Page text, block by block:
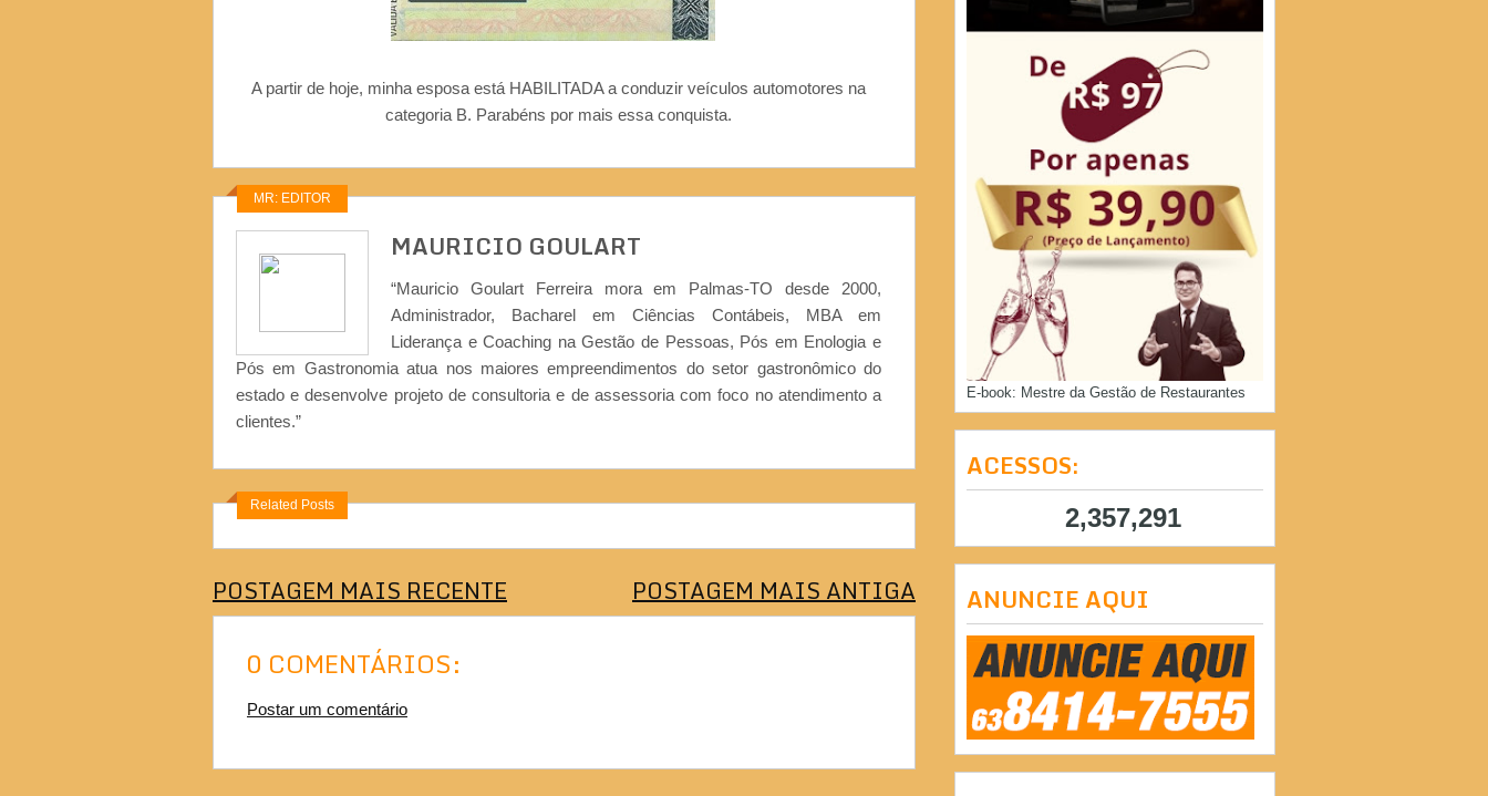
A partir de hoje, minha esposa está HABILITADA a conduzir veículos automotores na
categoria B. Parabéns por mais essa conquista.
MR: EDITOR
MAURICIO GOULART
“Mauricio Goulart Ferreira mora em Palmas-TO desde 2000,
Administrador, Bacharel em Ciências Contábeis, MBA em
Liderança e Coaching na Gestão de Pessoas, Pós em Enologia e
Pós em Gastronomia atua nos maiores empreendimentos do setor gastronômico do
estado e desenvolve projeto de consultoria e de assessoria com foco no atendimento a
clientes.”
Related Posts
POSTAGEM MAIS RECENTE POSTAGEM MAIS ANTIGA
0 COMENTÁRIOS:
Postar um comentário
E-book: Mestre da Gestão de Restaurantes
ACESSOS:
2,357,291
ANUNCIE AQUI